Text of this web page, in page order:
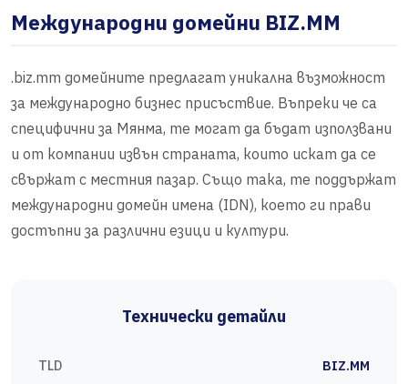
Международни домейни BIZ.MM
.biz.mm домейните предлагат уникална възможност
за международно бизнес присъствие. Въпреки че са
специфични за Мянма, те могат да бъдат използвани
и от компании извън страната, които искат да се
свържат с местния пазар. Също така, те поддържат
международни домейн имена (IDN), което ги прави
достъпни за различни езици и култури.
Технически детайли
TLD BIZ.MM